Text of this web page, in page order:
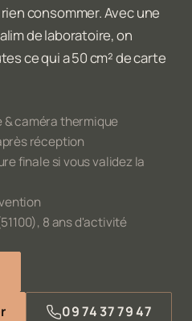
consommer. Avec une
de laboratoire, on
ce qui a 50 cm² de carte
caméra thermique
réception
finale si vous validez la
8 ans d'activité
09 74 37 79 47